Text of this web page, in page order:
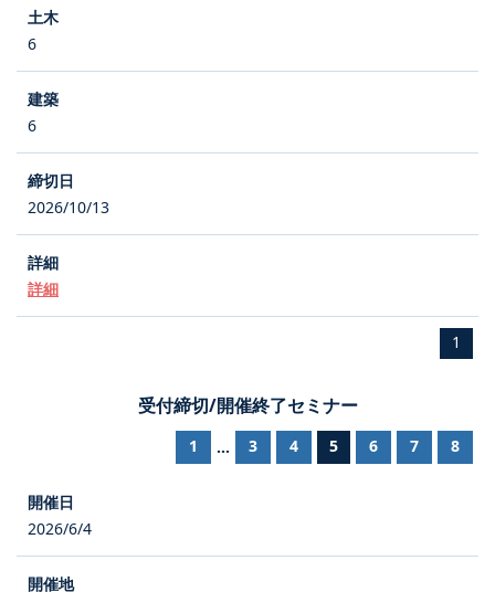
6
6
2026/10/13
詳細
1
受付締切/開催終了セミナー
1 ... 3 4 5 6 7 8
2026/6/4